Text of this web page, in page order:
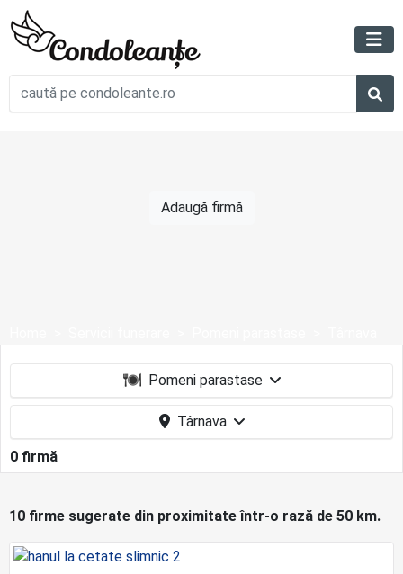
Adaugă firmă
0 firmă
10 firme sugerate din proximitate într-o rază de 50 km.